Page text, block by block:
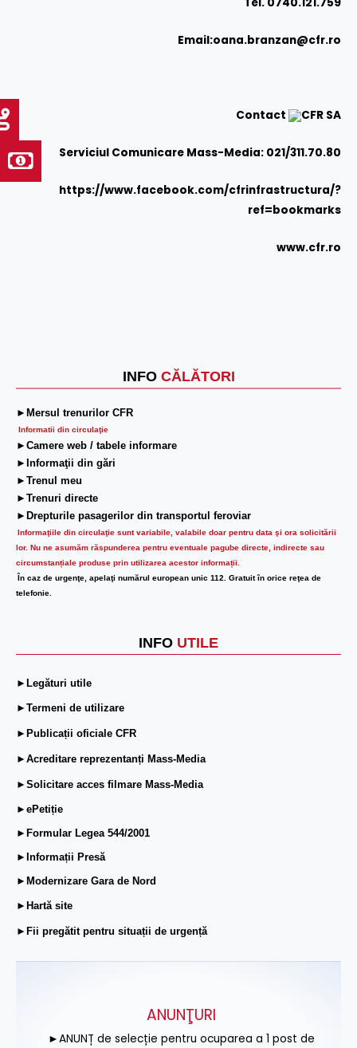
INFO CĂLĂTORI
►Mersul trenurilor CFR
Informatii din circulaţie
►Camere web / tabele informare
►Informaţii din gări
►Trenul meu
►Trenuri directe
►Drepturile pasagerilor din transportul feroviar
Informaţiile din circulaţie sunt variabile, valabile doar pentru data şi ora solicitării
lor. Nu ne asumăm răspunderea pentru eventuale pagube directe, indirecte sau
circumstanțiale produse prin utilizarea acestor informații.
În caz de urgenţe, apelaţi numărul european unic 112. Gratuit în orice reţea de
telefonie.
INFO UTILE
►Legături utile
►Termeni de utilizare
►Publicații oficiale CFR
►Acreditare reprezentanți Mass-Media
►Solicitare acces filmare Mass-Media
►ePetiție
►Formular Legea 544/2001
►Informații Presă
►Modernizare Gara de Nord
►Hartă site
►Fii pregătit pentru situații de urgență
Tel. 0740.121.759
Email:oana.branzan@cfr.ro
Contact CFR SA
Serviciul Comunicare Mass-Media: 021/311.70.80
https://www.facebook.com/cfrinfrastructura/?
ref=bookmarks
www.cfr.ro
ANUNŢURI
►ANUNȚ de selecție pentru ocuparea a 1 post de